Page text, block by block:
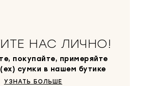
НАС ЛИЧНО!
покупайте, примеряйте
сумки в нашем бутике
УЗНАТЬ БОЛЬШЕ